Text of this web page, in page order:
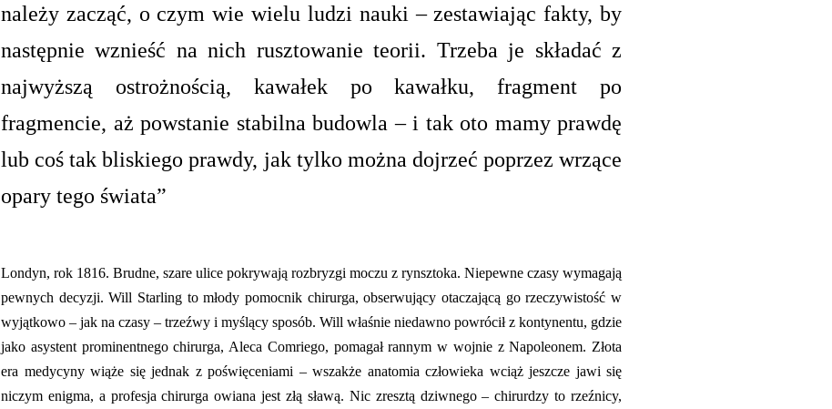
należy zacząć, o czym wie wielu ludzi nauki–zestawiając fakty, by
następnie wznieść na nich rusztowanie teorii. Trzeba je składać z
najwyższą ostrożnością, kawałek po kawałku, fragment po
fragmencie, aż powstanie stabilna budowla–i tak oto mamy prawdę
lub coś tak bliskiego prawdy, jak tylko można dojrzeć poprzez wrzące
opary tego świata”
Londyn, rok 1816. Brudne, szare ulice pokrywają rozbryzgi moczu z rynsztoka. Niepewne czasy wymagają
pewnych decyzji. Will Starling to młody pomocnik chirurga, obserwujący otaczającą go rzeczywistość w
wyjątkowo – jak na czasy – trzeźwy i myślący sposób. Will właśnie niedawno powrócił z kontynentu, gdzie
jako asystent prominentnego chirurga, Aleca Comriego, pomagał rannym w wojnie z Napoleonem. Złota
era medycyny wiąże się jednak z poświęceniami – wszakże anatomia człowieka wciąż jeszcze jawi się
niczym enigma, a profesja chirurga owiana jest złą sławą. Nic zresztą dziwnego – chirurdzy to rzeźnicy,